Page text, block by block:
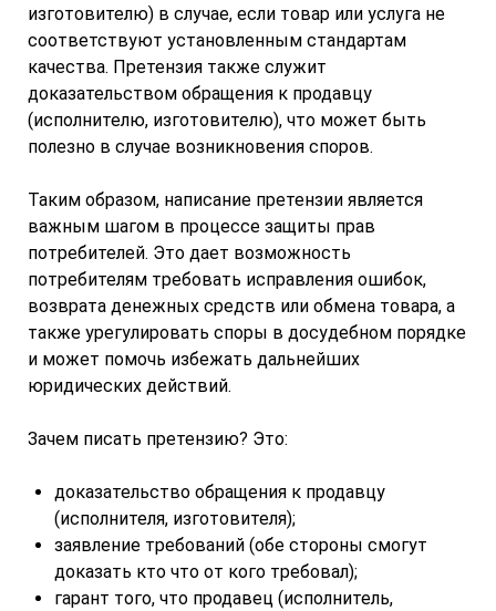
изготовителю) в случае, если товар или услуга не
соответствуют установленным стандартам
качества. Претензия также служит
доказательством обращения к продавцу
(исполнителю, изготовителю), что может быть
полезно в случае возникновения споров.
Таким образом, написание претензии является
важным шагом в процессе защиты прав
потребителей. Это дает возможность
потребителям требовать исправления ошибок,
возврата денежных средств или обмена товара, а
также урегулировать споры в досудебном порядке
и может помочь избежать дальнейших
юридических действий.
Зачем писать претензию? Это:
доказательство обращения к продавцу
(исполнителя, изготовителя);
заявление требований (обе стороны смогут
доказать кто что от кого требовал);
гарант того, что продавец (исполнитель,